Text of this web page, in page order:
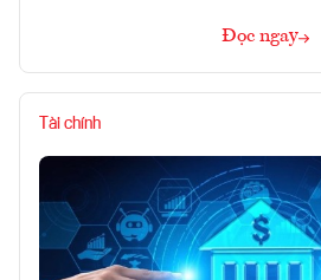
Đọc ngay
Tài chính